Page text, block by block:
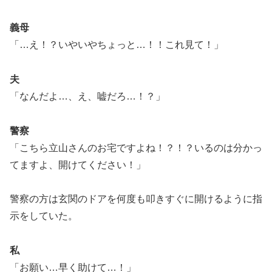
義母
「…え！？いやいやちょっと…！！これ見て！」
夫
「なんだよ…、え、嘘だろ…！？」
警察
「こちら立山さんのお宅ですよね！？！？いるのは分かっ
てますよ、開けてください！」
警察の方は玄関のドアを何度も叩きすぐに開けるように指
示をしていた。
私
「お願い…早く助けて…！」